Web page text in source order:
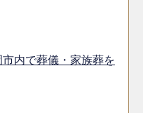
内で葬儀・家族葬を